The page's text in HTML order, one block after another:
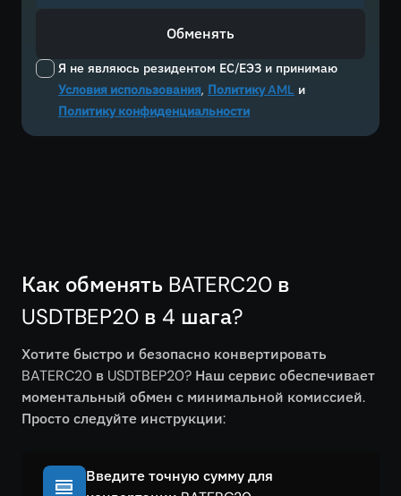
Я не являюсь резидентом ЕС/ЕЭЗ и принимаю
Условия использования, Политику AML и
Политику конфиденциальности
Обменять
Как обменять BATERC20 в
USDTBEP20 в 4 шага?
Хотите быстро и безопасно конвертировать
BATERC20 в USDTBEP20? Наш сервис обеспечивает
моментальный обмен с минимальной комиссией.
Просто следуйте инструкции:
Введите точную сумму для